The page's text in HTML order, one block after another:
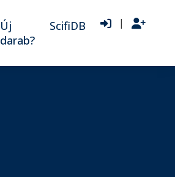
Új
darab?
ScifiDB |